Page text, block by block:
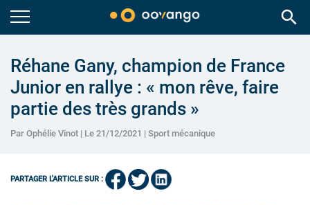
search
Réhane Gany, champion de France
Junior en rallye : « mon rêve, faire
partie des très grands »
Par Ophélie Vinot | Le 21/12/2021 | Sport mécanique
PARTAGER L'ARTICLE SUR :